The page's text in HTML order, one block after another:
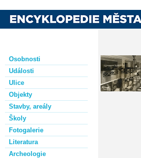
Osobnosti
Události
Ulice
Objekty
Stavby, areály
Školy
Fotogalerie
Literatura
Archeologie